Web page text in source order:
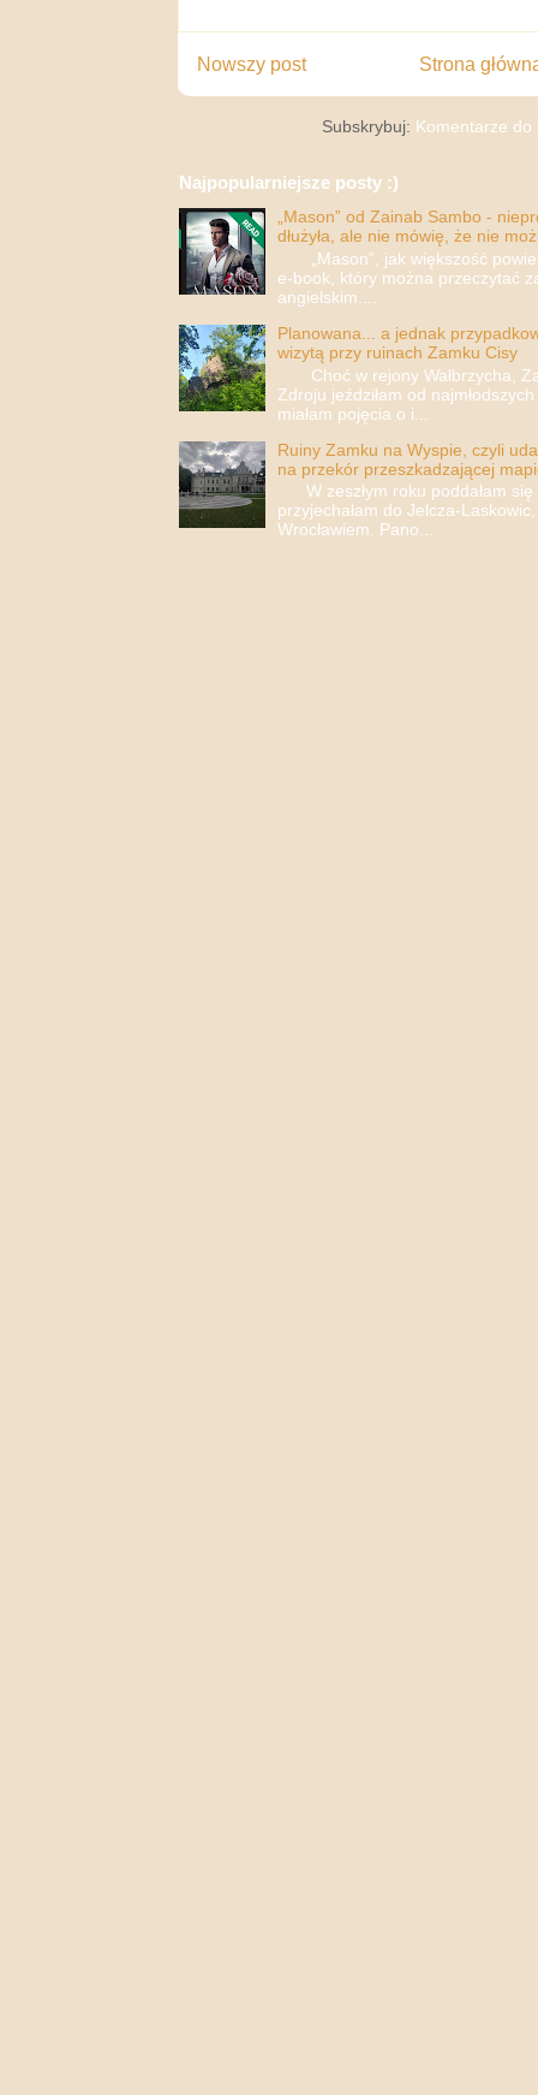
Nowszy post Strona
Subskrybuj: Komentarze do
Najpopularniejsze posty :)
„Mason” od Zainab Sambo -
dłużyła, ale nie mówię, że nie
„Mason”, jak większość
e-book, który można przeczytać
angielskim....
Planowana... a jednak
wizytą przy ruinach Zamku Cisy
Choć w rejony Wałbrzycha,
Zdroju jeździłam od
miałam pojęcia o i...
Ruiny Zamku na Wyspie, czyli
na przekór przeszkadzającej
W zeszłym roku poddałam się
przyjechałam do Jelcza-
Wrocławiem. Pano...